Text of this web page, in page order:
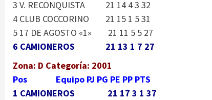
3 V. RECONQUISTA 21 14 4 3 32
4 CLUB COCCORINO 21 15 1 5 31
5 17 DE AGOSTO «1» 21 11 5 5 27
6 CAMIONEROS 21 13 1 7 27
Zona: D Categoría: 2001
Pos Equipo PJ PG PE PP PTS
1 CAMIONEROS 21 17 3 1 37